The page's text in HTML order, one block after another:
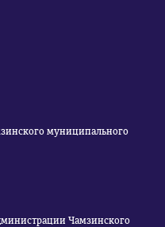
муниципального
Чамзинского